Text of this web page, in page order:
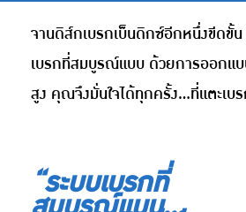
จานดิส์กเบรกเบ็นดิกซ์อีกหนึ่งขีดขั้น
เบรกที่สมบูรณ์แบบ ด้วยการออกแ
สูง คุณจึงมั่นใจได้ทุกครั้ง...ที่แตะเบ
“ระบบเบรกที่